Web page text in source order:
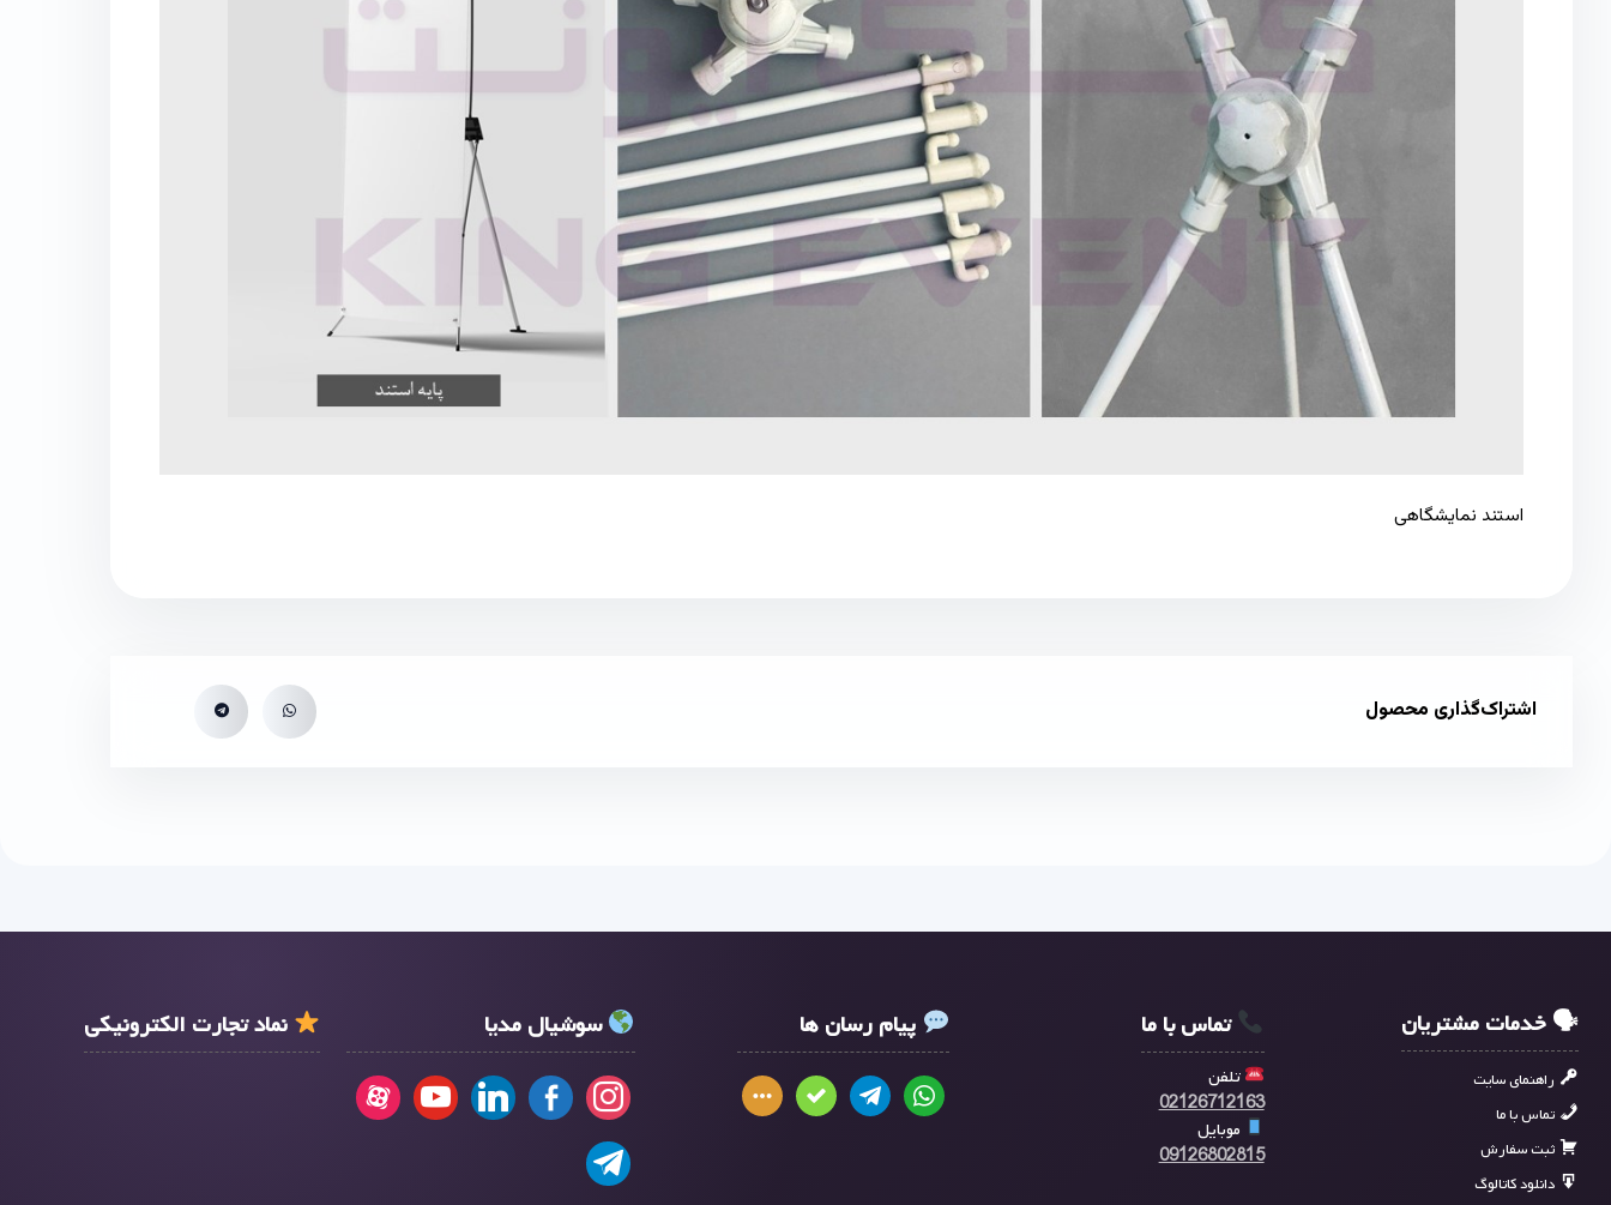
استند نمایشگاهی
اشتراک‌گذاری محصول
🗣 خدمات مشتریان
راهنمای سایت
تماس با ما
ثبت سفارش
دانلود کاتالوگ
تماس با ما
تلفن
02126712163
موبایل
09126802815
پیام رسان ها سوشیال مدیا نماد تجارت الکترونیکی